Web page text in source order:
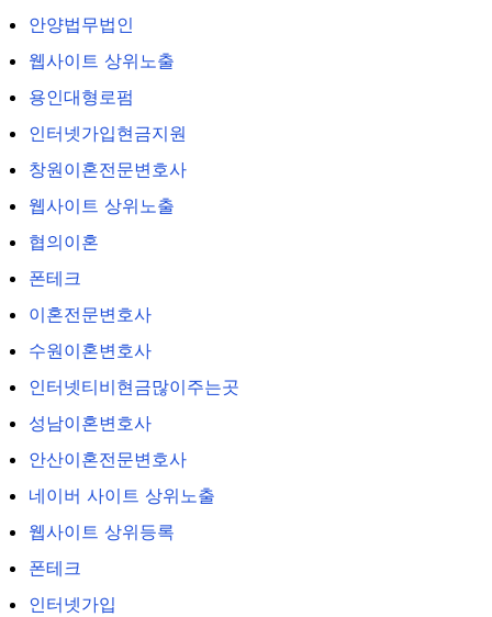
안양법무법인
웹사이트 상위노출
용인대형로펌
인터넷가입현금지원
창원이혼전문변호사
웹사이트 상위노출
협의이혼
폰테크
이혼전문변호사
수원이혼변호사
인터넷티비현금많이주는곳
성남이혼변호사
안산이혼전문변호사
네이버 사이트 상위노출
웹사이트 상위등록
폰테크
인터넷가입